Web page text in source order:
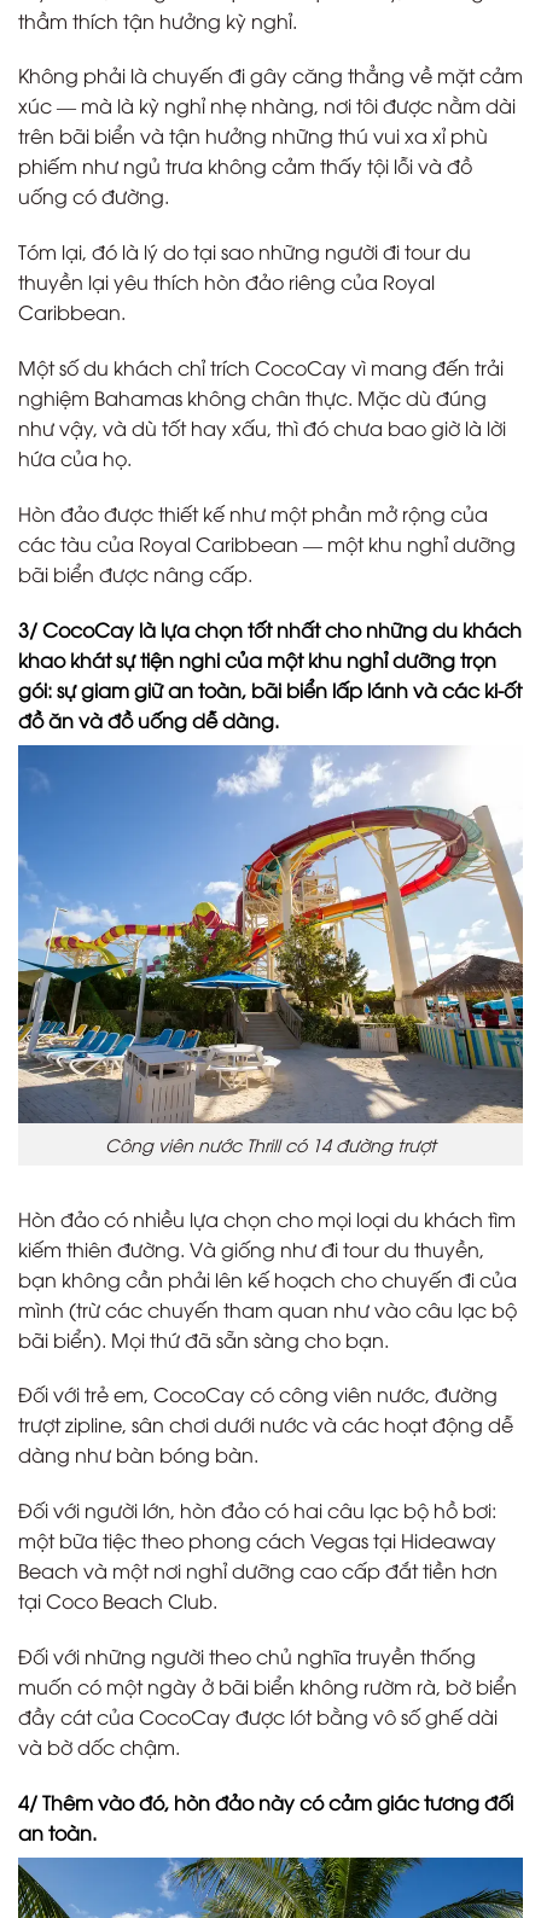
thầm thích tận hưởng kỳ nghỉ.
Không phải là chuyến đi gây căng thẳng về mặt cảm
xúc — mà là kỳ nghỉ nhẹ nhàng, nơi tôi được nằm dài
trên bãi biển và tận hưởng những thú vui xa xỉ phù
phiếm như ngủ trưa không cảm thấy tội lỗi và đồ
uống có đường.
Tóm lại, đó là lý do tại sao những người đi tour du
thuyền lại yêu thích hòn đảo riêng của Royal
Caribbean.
Một số du khách chỉ trích CocoCay vì mang đến trải
nghiệm Bahamas không chân thực. Mặc dù đúng
như vậy, và dù tốt hay xấu, thì đó chưa bao giờ là lời
hứa của họ.
Hòn đảo được thiết kế như một phần mở rộng của
các tàu của Royal Caribbean — một khu nghỉ dưỡng
bãi biển được nâng cấp.
3/ CocoCay là lựa chọn tốt nhất cho những du khách
khao khát sự tiện nghi của một khu nghỉ dưỡng trọn
gói: sự giam giữ an toàn, bãi biển lấp lánh và các ki-ốt
đồ ăn và đồ uống dễ dàng.
Công viên nước Thrill có 14 đường trượt
Hòn đảo có nhiều lựa chọn cho mọi loại du khách tìm
kiếm thiên đường. Và giống như đi tour du thuyền,
bạn không cần phải lên kế hoạch cho chuyến đi của
mình (trừ các chuyến tham quan như vào câu lạc bộ
bãi biển). Mọi thứ đã sẵn sàng cho bạn.
Đối với trẻ em, CocoCay có công viên nước, đường
trượt zipline, sân chơi dưới nước và các hoạt động dễ
dàng như bàn bóng bàn.
Đối với người lớn, hòn đảo có hai câu lạc bộ hồ bơi:
một bữa tiệc theo phong cách Vegas tại Hideaway
Beach và một nơi nghỉ dưỡng cao cấp đắt tiền hơn
tại Coco Beach Club.
Đối với những người theo chủ nghĩa truyền thống
muốn có một ngày ở bãi biển không rườm rà, bờ biển
đầy cát của CocoCay được lót bằng vô số ghế dài
và bờ dốc chậm.
4/ Thêm vào đó, hòn đảo này có cảm giác tương đối
an toàn.